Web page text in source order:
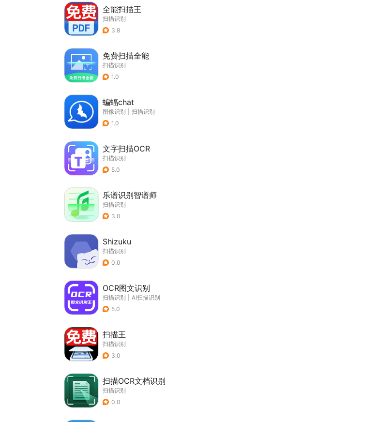
全能扫描王
扫描识别
3.8
免费扫描全能
扫描识别
1.0
蝙蝠chat
图像识别
扫描识别
1.0
文字扫描OCR
扫描识别
5.0
乐谱识别智谱师
扫描识别
3.0
Shizuku
扫描识别
0.0
OCR图文识别
扫描识别
AI扫描识别
5.0
扫描王
扫描识别
3.0
扫描OCR文档识别
扫描识别
0.0